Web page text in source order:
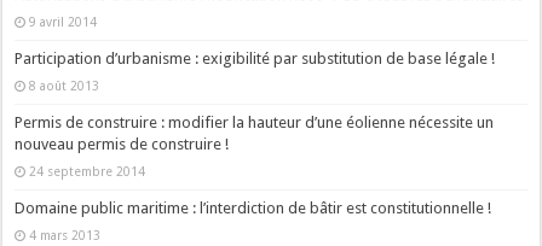
9 avril 2014
Participation d’urbanisme : exigibilité par substitution de base légale !
8 août 2013
Permis de construire : modifier la hauteur d’une éolienne nécessite un
nouveau permis de construire !
24 septembre 2014
Domaine public maritime : l’interdiction de bâtir est constitutionnelle !
4 mars 2013